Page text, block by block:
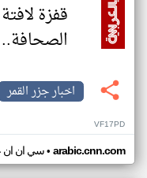
قفزة
الصحافة..
اخبار جزر القمر
VF17PD
سي ان ان• arabic.cnn.com